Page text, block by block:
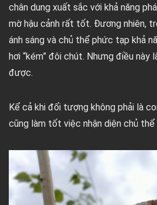
chân dung xuất sắc với khả năng
mờ hậu cảnh rất tốt. Đương nhiên,
ánh sáng và chủ thể phức tạp khả
hơi “kém” đôi chút. Nhưng điều này
được.
Kể cả khi đối tượng không phải là
cũng làm tốt việc nhận diện chủ thể